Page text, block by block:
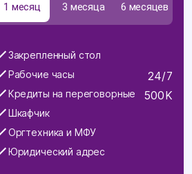
1 месяц 3 месяца 6 месяцев
Закрепленный стол
Рабочие часы
24/7
Кредиты на переговорные 500K
Шкафчик
Оргтехника и МФУ
Юридический адрес